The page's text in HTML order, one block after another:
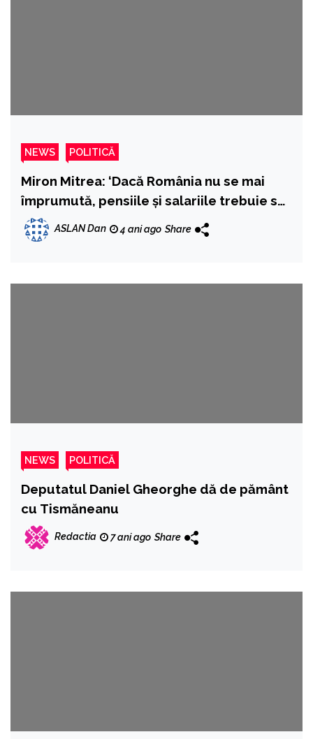
NEWS POLITICĂ
Miron Mitrea: ‘Dacă România nu se mai
împrumută, pensiile și salariile trebuie să
scadă cu cel puțin 30%’
ASLAN Dan 4 ani ago Share
NEWS POLITICĂ
Deputatul Daniel Gheorghe dă de pământ
cu Tismăneanu
Redactia 7 ani ago Share